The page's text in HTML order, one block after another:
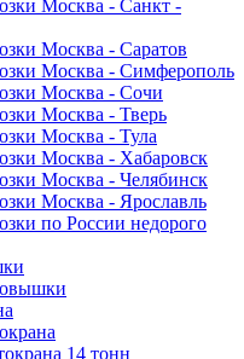
Москва - Санкт -
Москва - Саратов
Москва - Симферополь
Москва - Сочи
Москва - Тверь
Москва - Тула
Москва - Хабаровск
Москва - Челябинск
Москва - Ярославль
по России недорого
14 тонн